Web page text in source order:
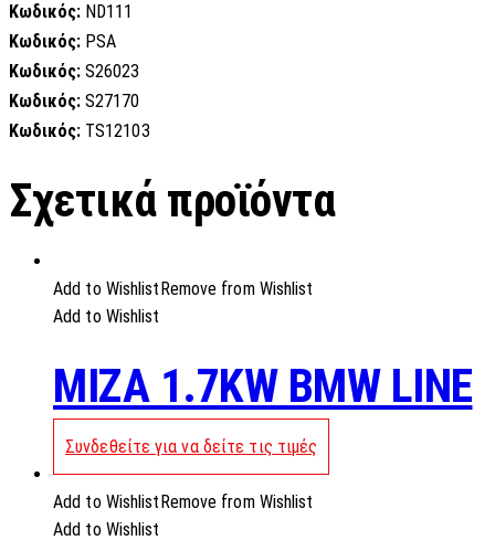
Κωδικός: ND111
Κωδικός: PSA
Κωδικός: S26023
Κωδικός: S27170
Κωδικός: TS12103
Σχετικά προϊόντα
Add to Wishlist Remove from Wishlist
Add to Wishlist
MIZA 1.7KW BMW LINE
Συνδεθείτε για να δείτε τις τιμές
Add to Wishlist Remove from Wishlist
Add to Wishlist